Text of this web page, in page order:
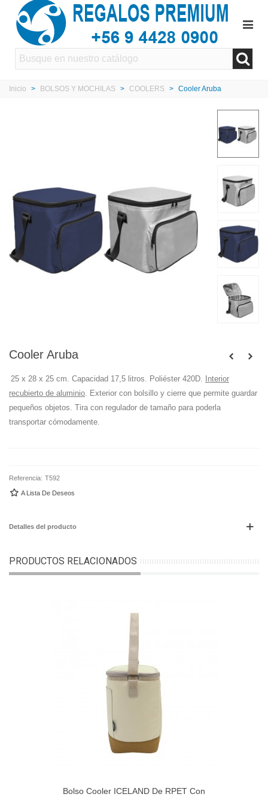
Inicio > BOLSOS Y MOCHILAS > COOLERS > Cooler Aruba
Cooler Aruba
25 x 28 x 25 cm. Capacidad 17,5 litros. Poliéster 420D. Interior
recubierto de aluminio . Exterior con bolsillo y cierre que permite guardar
pequeños objetos. Tira con regulador de tamaño para poderla
transportar cómodamente.
Referencia: T592
A Lista De Deseos
Detalles del producto
PRODUCTOS RELACIONADOS
Bolso Cooler ICELAND De RPET Con